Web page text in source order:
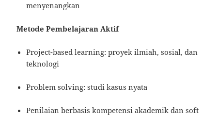
menyenangkan
Metode Pembelajaran Aktif
Project-based learning: proyek ilmiah, sosial, dan
teknologi
Problem solving: studi kasus nyata
Penilaian berbasis kompetensi akademik dan soft